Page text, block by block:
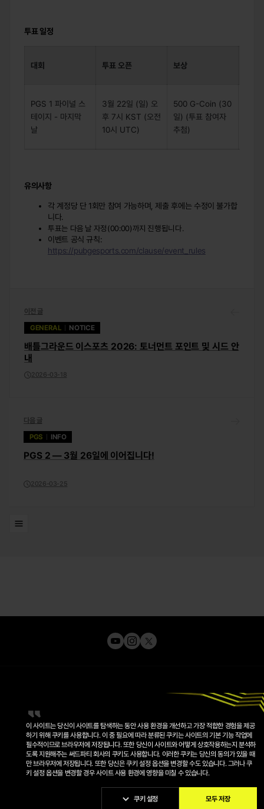
투표 일정
대회 투표 오픈 보상
PGS 1 파이널 스
테이지 - 마지막
날
3월 22일 (일) 오
후 7시 KST (오전
10시 UTC)
500 G-Coin (30
일) (투표 참여자
추첨)
유의사항
각 계정당 단 1회만 참여 가능하며, 제출 후에는 수정이 불가합
니다.
투표는 다음 날 자정(00:00)까지 진행됩니다.
이벤트 공식 규칙:
https://pubgesports.com/clause/event_rules
이전 글
GENERAL
NOTICE
배틀그라운드 이스포츠 2026: 토너먼트 포인트 및 시드 안
내
2026-03-18
다음 글
PGS
INFO
PGS 2 — 3월 26일에 이어집니다!
2026-03-25
개인정보 처리방침
이용약관
운영정책
쿠키정책
© 2026 KRAFTON, INC.
이 사이트는 당신이 사이트를 탐색하는 동안 사용 환경을 개선하고 가장 적합한 경험을 제공
하기 위해 쿠키를 사용합니다. 이 중 필요에 따라 분류된 쿠키는 사이트의 기본 기능 작업에
필수적이므로 브라우저에 저장됩니다. 또한 당신이 사이트와 어떻게 상호작용하는지 분석하
도록 지원해주는 써드파티 회사의 쿠키도 사용합니다. 이러한 쿠키는 당신의 동의가 있을 때
만 브라우저에 저장됩니다. 또한 당신은 쿠키 설정 옵션을 변경할 수도 있습니다. 그러나 쿠
키 설정 옵션을 변경할 경우 사이트 사용 환경에 영향을 미칠 수 있습니다.
쿠키 설정 모두 저장